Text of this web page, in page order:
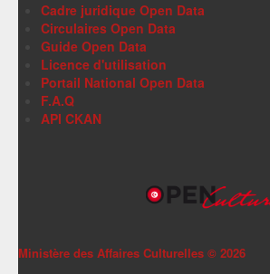
Cadre juridique Open Data
Circulaires Open Data
Guide Open Data
Licence d'utilisation
Portail National Open Data
F.A.Q
API CKAN
Ministère des Affaires Culturelles © 2026